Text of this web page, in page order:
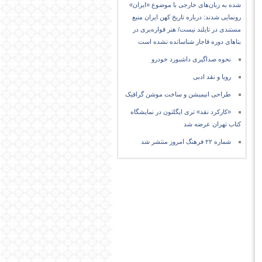
شده به زبان‌های خارجی با موضوع «ایران»
رونمایی شدند: درباره تاریخ کهن ایران منبع
مستندی در تایلند نیست/ هنر قواره‌بری در
بناهای دوره قاجار شناسانده نشده است
نحوه صداگیری داشبورد خودرو
رویا و نقد ادبی
طراحی انیمیشن و ساخت موشن گرافیک
«کارکرد نقد» تری ایگلتون در نمایشگاه
کتاب تهران عرضه شد
شماره ۲۲ فرهنگ امروز منتشر شد